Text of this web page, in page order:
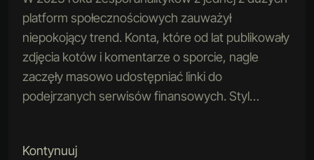
platform społecznościowych zauważył
niepokojący trend. Konta, które od lat publikowały
zdjęcia kotów i komentarze o sporcie, nagle
zaczęły masowo udostępniać linki do
podejrzanych serwisów finansowych. Styl…
Kontynuuj